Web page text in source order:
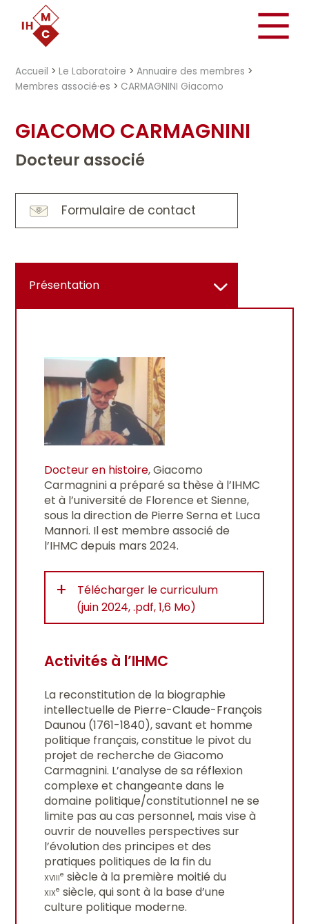
Accueil >Le Laboratoire >Annuaire des membres >
Membres associé·es > CARMAGNINI Giacomo
GIACOMO CARMAGNINI
Docteur associé
Formulaire de contact
Présentation
Docteur en histoire, Giacomo
Carmagnini a préparé sa thèse à l’IHMC
et à l’université de Florence et Sienne,
sous la direction de Pierre Serna et Luca
Mannori. Il est membre associé de
l’IHMC depuis mars 2024.
+
Télécharger le curriculum
(juin 2024, .pdf, 1,6 Mo)
Activités à l’IHMC
La reconstitution de la biographie
intellectuelle de Pierre-Claude-François
Daunou (1761-1840), savant et homme
politique français, constitue le pivot du
projet de recherche de Giacomo
Carmagnini. L’analyse de sa réflexion
complexe et changeante dans le
domaine politique/constitutionnel ne se
limite pas au cas personnel, mais vise à
ouvrir de nouvelles perspectives sur
l’évolution des principes et des
pratiques politiques de la fin du
xviiie siècle à la première moitié du
xixe siècle, qui sont à la base d’une
culture politique moderne.